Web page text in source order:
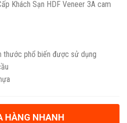
Khách Sạn HDF Veneer 3A cam
thước phổ biến được sử dụng
HÀNG NHANH